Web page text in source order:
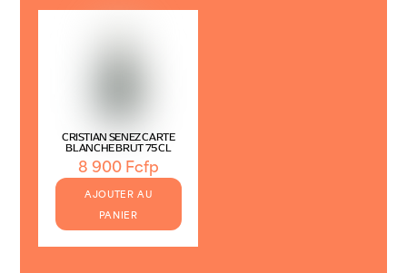
CRISTIAN SENEZ CARTE
BLANCHE BRUT 75CL
8 900Fcfp
AJOUTER AU
PANIER